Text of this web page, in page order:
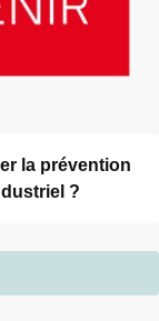
la prévention
?